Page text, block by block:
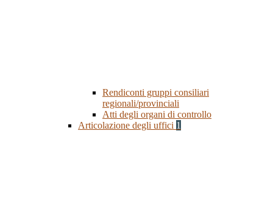
Rendiconti gruppi consiliari
regionali/provinciali
Atti degli organi di controllo
Articolazione degli uffici 1